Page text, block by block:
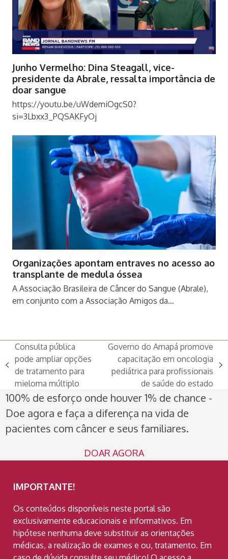
Junho Vermelho: Dina Steagall, vice-
presidente da Abrale, ressalta importância de
doar sangue
https://youtu.be/uWdemiOgcS0?
si=3Lbxx3_PQSAKFyOj
Organizações apontam entraves no acesso ao
transplante de medula óssea
A Associação Brasileira de Câncer do Sangue (Abrale),
em conjunto com a Associação Amigos da…
previous
post:
Consulta pública
pode ampliar opções
de tratamento para
mieloma múltiplo
next
Governo do Amapá promove
capacitação em oncologia
pediátrica para profissionais
de saúde do estado
100% de esforço onde houver 1% de chance -
Doe agora e faça a diferença na vida de
pacientes com câncer e seus familiares.
DOAR AGORA
IMPORTANTE!
Os conteúdos disponíveis neste portal são
exclusivamente educacionais e informativos. Em
hipótese nenhuma deve substituir as orientações
médicas, a realização de exames e ou, tratamento. Em